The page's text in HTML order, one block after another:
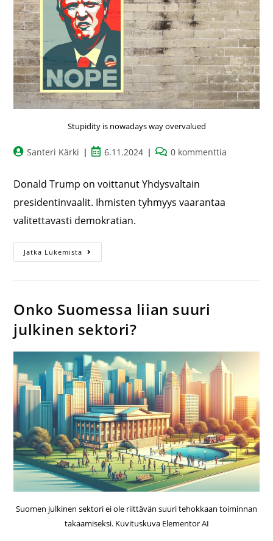
Stupidity is nowadays way overvalued
Santeri Kärki 6.11.2024 0 kommenttia
Donald Trump on voittanut Yhdysvaltain
presidentinvaalit. Ihmisten tyhmyys vaarantaa
valitettavasti demokratian.
Jatka Lukemista
Onko Suomessa liian suuri
julkinen sektori?
Suomen julkinen sektori ei ole riittävän suuri tehokkaan toiminnan
takaamiseksi. Kuvituskuva Elementor AI